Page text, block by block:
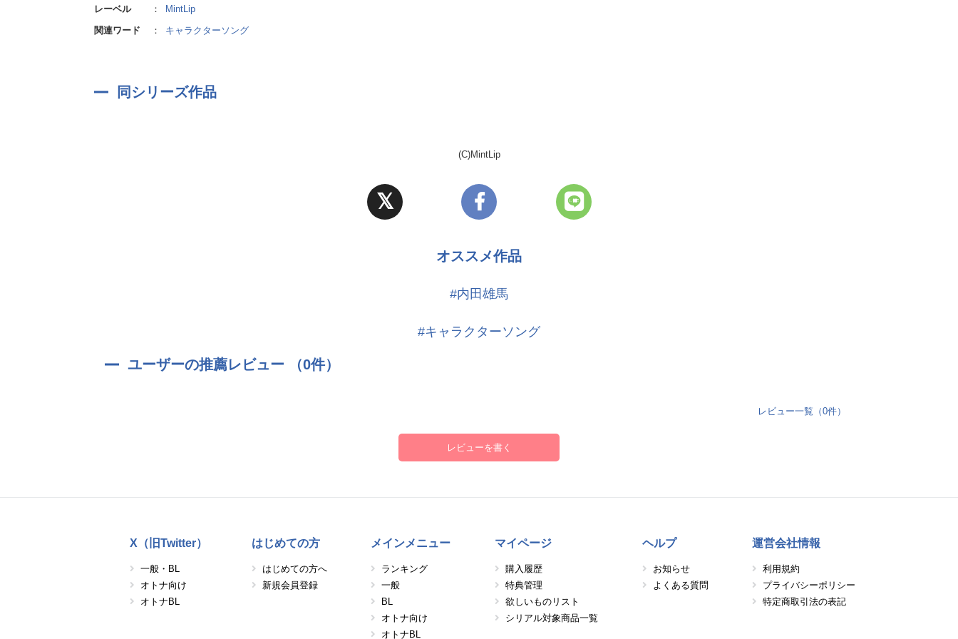
レーベル
：
MintLip
関連ワード
： キャラクターソング
同シリーズ作品
(C)MintLip
オススメ作品
#内田雄馬
#キャラクターソング
ユーザーの推薦レビュー （0件）
レビュー一覧（0件）
レビューを書く
X（旧Twitter）
一般・BL
オトナ向け
オトナBL
はじめての方
はじめての方へ
新規会員登録
メインメニュー
ランキング
一般
BL
オトナ向け
オトナBL
マイページ
購入履歴
特典管理
欲しいものリスト
シリアル対象商品一覧
ヘルプ
お知らせ
よくある質問
運営会社情報
利用規約
プライバシーポリシー
特定商取引法の表記